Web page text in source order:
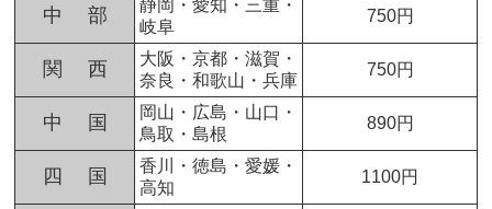
中 部
静岡・愛知・三重・
岐阜
750円
関 西
大阪・京都・滋賀・
奈良・和歌山・兵庫
750円
中 国
岡山・広島・山口・
鳥取・島根
890円
四 国
香川・徳島・愛媛・
高知
1100円